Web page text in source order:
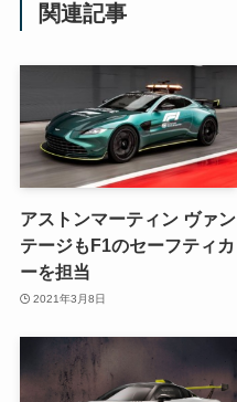
関連記事
アストンマーティン ヴァン
テージもF1のセーフティカ
ーを担当
2021年3月8日